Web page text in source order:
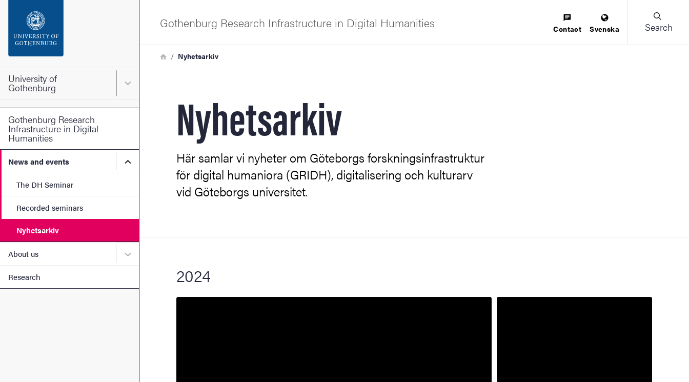
Footer
University of
Gothenburg Main menu for University of Gothenburg
Gothenburg Research
Infrastructure in Digital
Humanities
News and events Submenu for News and events
The DH Seminar
Recorded seminars
Nyhetsarkiv
About us Submenu for About us
Research
Gothenburg Research Infrastructure in Digital Humanities Contact Svenska Search
Breadcrumb
HomeNyhetsarkiv
Nyhetsarkiv
Här samlar vi nyheter om Göteborgs forskningsinfrastruktur
för digital humaniora (GRIDH), digitalisering och kulturarv
vid Göteborgs universitet.
2024